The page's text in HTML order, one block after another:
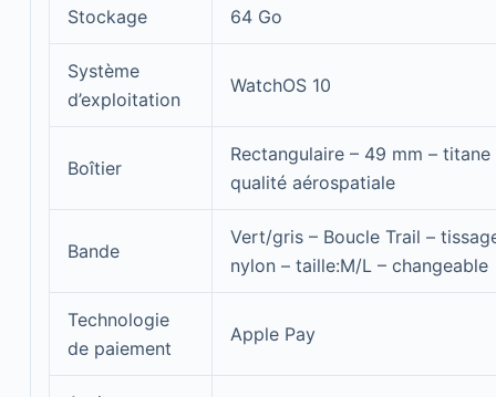
Stockage 64 Go
Système
d’exploitation
WatchOS 10
Boîtier
Rectangulaire – 49 mm – titane
qualité aérospatiale
Bande
Vert/gris – Boucle Trail –
nylon – taille:M/L – changeable
Technologie
de paiement
Apple Pay